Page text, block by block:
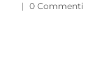
| 0 Commenti